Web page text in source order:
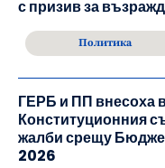
с призив за
Политика
ГЕРБ и ПП внесоха
Конституционния
жалби срещу
2026